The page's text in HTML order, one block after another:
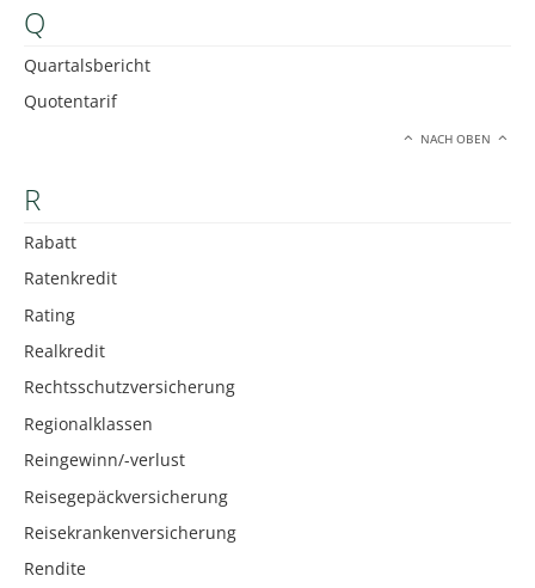
Q
Quartalsbericht
Quotentarif
NACH OBEN
R
Rabatt
Ratenkredit
Rating
Realkredit
Rechtsschutzversicherung
Regionalklassen
Reingewinn/-verlust
Reisegepäckversicherung
Reisekrankenversicherung
Rendite